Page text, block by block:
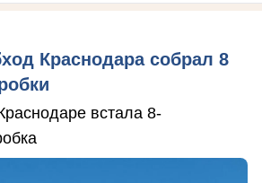
Краснодара собрал 8
встала 8-